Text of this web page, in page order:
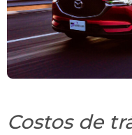
Costos de